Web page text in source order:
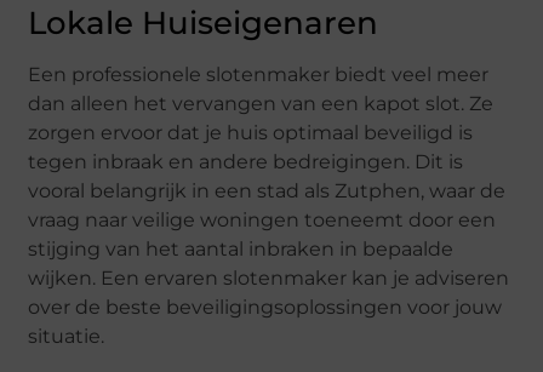
Lokale Huiseigenaren
Een professionele slotenmaker biedt veel meer
dan alleen het vervangen van een kapot slot. Ze
zorgen ervoor dat je huis optimaal beveiligd is
tegen inbraak en andere bedreigingen. Dit is
vooral belangrijk in een stad als Zutphen, waar de
vraag naar veilige woningen toeneemt door een
stijging van het aantal inbraken in bepaalde
wijken. Een ervaren slotenmaker kan je adviseren
over de beste beveiligingsoplossingen voor jouw
situatie.